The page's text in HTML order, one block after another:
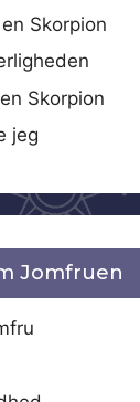
Skorpion
Skorpion
jeg
Jomfruen